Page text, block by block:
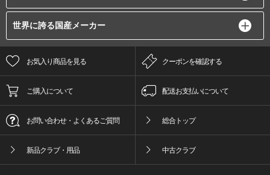
世界に誇る国産メーカー
お気入り商品を見る クーポンを確認する
ご購入について 配送お支払いについて
お問い合わせ・よくあるご質問 総合トップ
新品クラブ・用品 中古クラブ